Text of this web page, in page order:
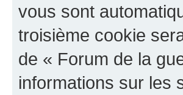
vous sont
troisième cookie
de « Forum de la
informations sur les